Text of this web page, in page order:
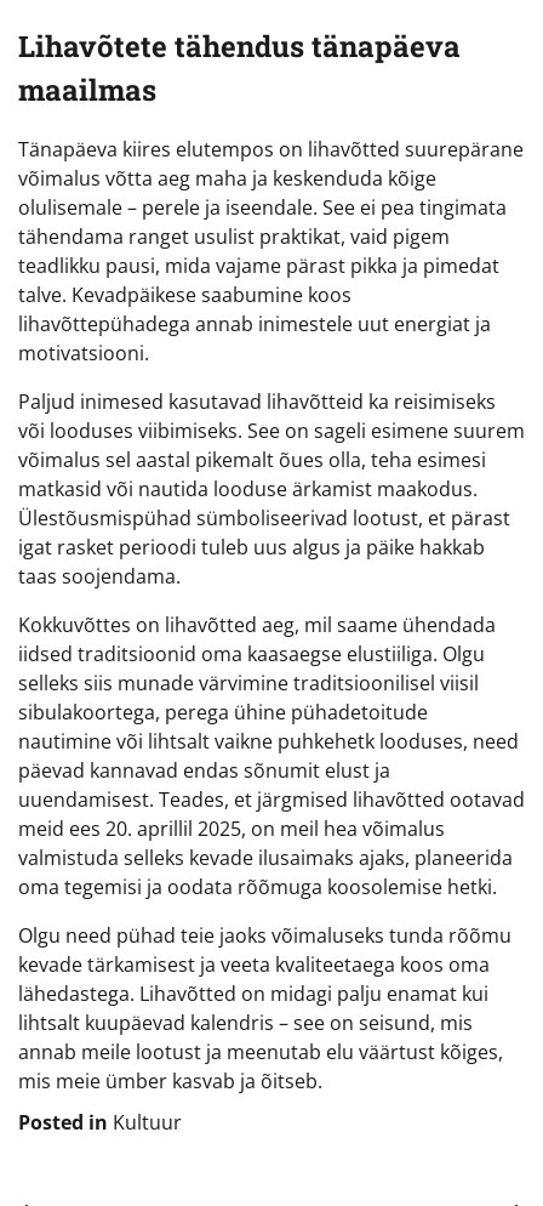
Lihavõtete tähendus tänapäeva
maailmas
Tänapäeva kiires elutempos on lihavõtted suurepärane
võimalus võtta aeg maha ja keskenduda kõige
olulisemale – perele ja iseendale. See ei pea tingimata
tähendama ranget usulist praktikat, vaid pigem
teadlikku pausi, mida vajame pärast pikka ja pimedat
talve. Kevadpäikese saabumine koos
lihavõttepühadega annab inimestele uut energiat ja
motivatsiooni.
Paljud inimesed kasutavad lihavõtteid ka reisimiseks
või looduses viibimiseks. See on sageli esimene suurem
võimalus sel aastal pikemalt õues olla, teha esimesi
matkasid või nautida looduse ärkamist maakodus.
Ülestõusmispühad sümboliseerivad lootust, et pärast
igat rasket perioodi tuleb uus algus ja päike hakkab
taas soojendama.
Kokkuvõttes on lihavõtted aeg, mil saame ühendada
iidsed traditsioonid oma kaasaegse elustiiliga. Olgu
selleks siis munade värvimine traditsioonilisel viisil
sibulakoortega, perega ühine pühadetoitude
nautimine või lihtsalt vaikne puhkehetk looduses, need
päevad kannavad endas sõnumit elust ja
uuendamisest. Teades, et järgmised lihavõtted ootavad
meid ees 20. aprillil 2025, on meil hea võimalus
valmistuda selleks kevade ilusaimaks ajaks, planeerida
oma tegemisi ja oodata rõõmuga koosolemise hetki.
Olgu need pühad teie jaoks võimaluseks tunda rõõmu
kevade tärkamisest ja veeta kvaliteetaega koos oma
lähedastega. Lihavõtted on midagi palju enamat kui
lihtsalt kuupäevad kalendris – see on seisund, mis
annab meile lootust ja meenutab elu väärtust kõiges,
mis meie ümber kasvab ja õitseb.
Posted in Kultuur